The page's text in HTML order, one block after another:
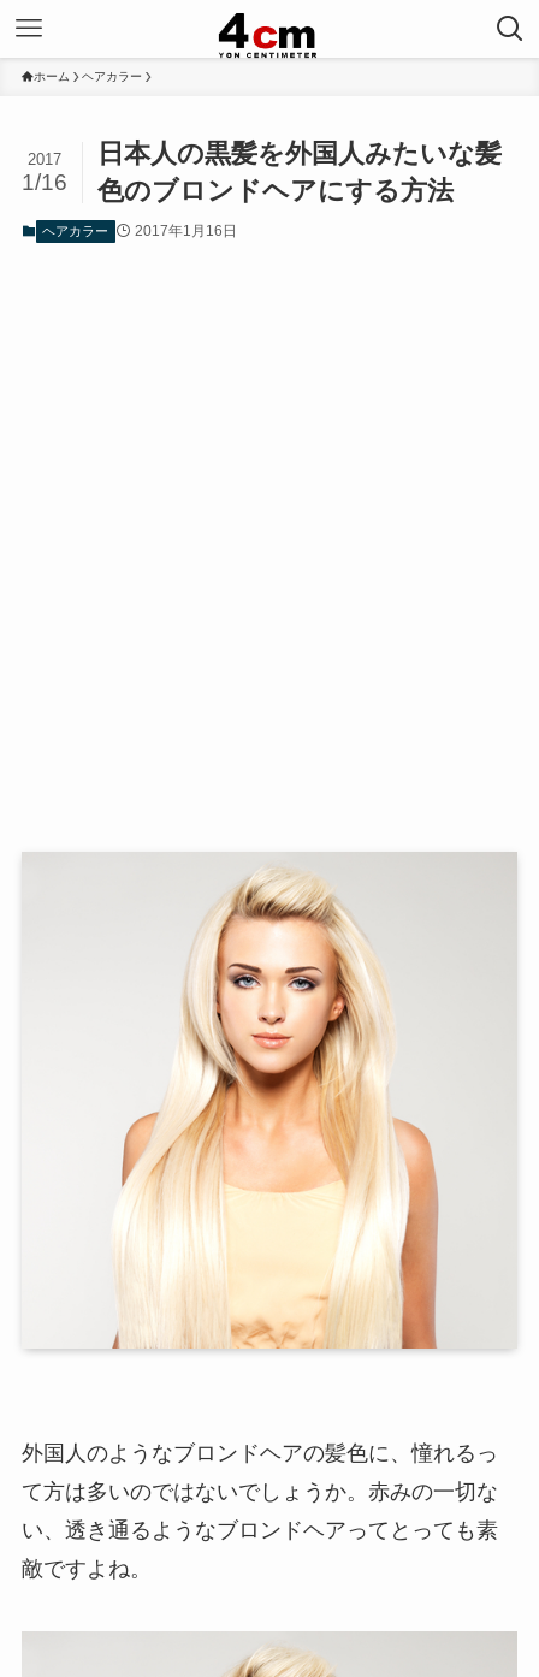
ホーム ヘアカラー
日本人の黒髪を外国人みたいな髪
色のブロンドヘアにする方法
2017
1/16
ヘアカラー 2017年1月16日
外国人のようなブロンドヘアの髪色に、憧れるっ
て方は多いのではないでしょうか。赤みの一切な
い、透き通るようなブロンドヘアってとっても素
敵ですよね。